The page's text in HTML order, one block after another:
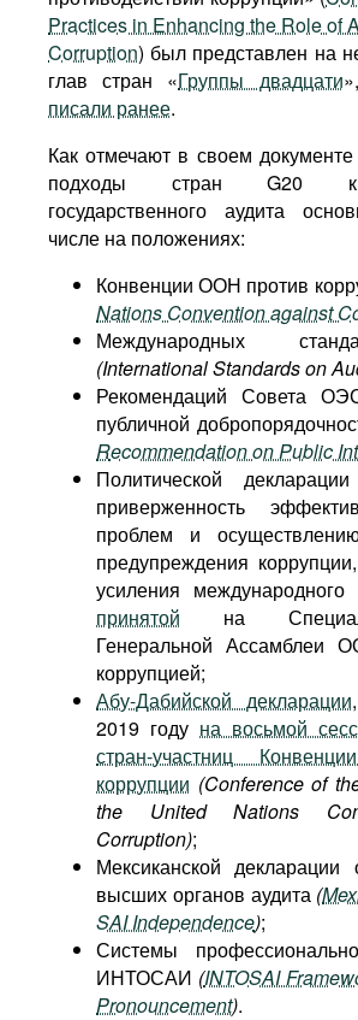
Practices in Enhancing the Role of
Corruption) был представлен на
глав стран «Группы двадцати
писали ранее.
Как отмечают в своем
подходы стран G20 к
государственного аудита
числе на положениях:
Конвенции ООН против
Nations Convention against
Международных
(International Standards on
Рекомендаций Совета
публичной
Recommendation on Public
Политической
приверженность
проблем и
предупреждения
усиления международного
принятой на
Генеральной Ассамблеи
коррупцией;
Абу-Дабийской декларации
2019 году на восьмой
стран-участниц
коррупции (Conference of
the United Nations
Corruption);
Мексиканской декларации
высших органов аудита (
SAI Independence);
Системы
ИНТОСАИ (INTOSAI
Pronouncement).